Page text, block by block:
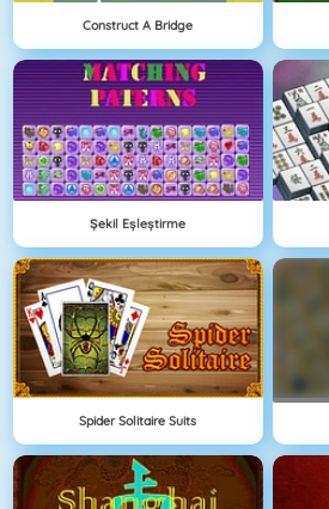
Construct A Bridge
Şekil Eşleştirme
Spider Solitaire Suits